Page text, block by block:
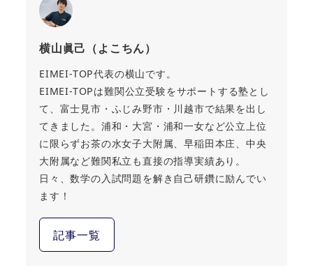
横山眞己（よこちん）
EIMEI-TOP代表の横山です。
EIMEI-TOPは難関公立受験をサポートする塾とし
て、富士見市・ふじみ野市・川越市で結果を出し
てきました。浦和・大宮・浦和一女など公立上位
に限らずお茶の水女子大附属、早稲田本庄、中央
大附属など難関私立も直接の指導実績あり。
日々、数学の入試問題を解き自己研鑽に励んでい
ます！
記事一覧